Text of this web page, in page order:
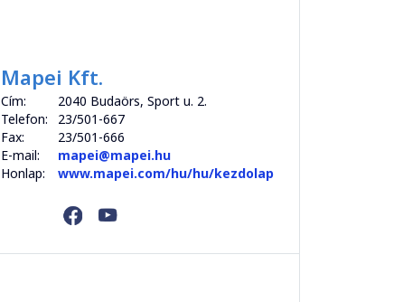
Mapei Kft.
Cím:
2040 Budaörs, Sport u. 2.
Telefon:
23/501-667
Fax:
23/501-666
E-mail:
mapei@mapei.hu
Honlap:
www.mapei.com/hu/hu/kezdolap